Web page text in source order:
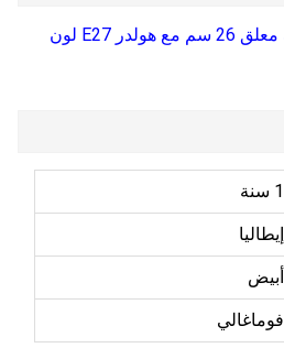
فانوس فومجالي كلاسيك معلق 26 سم مع هولدر E27 لون
1 سنة
إيطاليا
أبيض
فوماغالي